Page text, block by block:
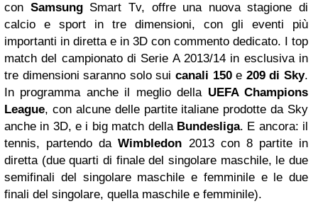
con SamsungSmart Tv, offre una nuova stagione di
calcio e sport in tre dimensioni, con gli eventi più
importanti in diretta e in 3D con commento dedicato. I top
match del campionato di Serie A 2013/14 in esclusiva in
tre dimensioni saranno solo sui canali 150e 209 di Sky.
In programma anche il meglio della UEFA Champions
League, con alcune delle partite italiane prodotte da Sky
anche in 3D, e i big match della Bundesliga. E ancora: il
tennis, partendo daWimbledon 2013 con 8 partite in
diretta (due quarti di finale del singolare maschile, le due
semifinali del singolare maschile e femminile e le due
finali del singolare, quella maschile e femminile).